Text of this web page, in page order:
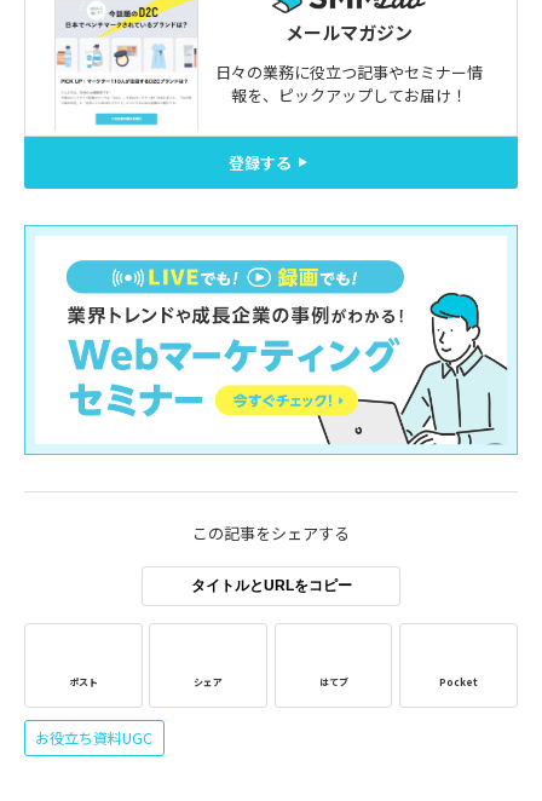
メールマガジン
日々の業務に役立つ記事やセミナー情
報を、 ピックアップしてお届け！
登録する
この記事をシェアする
タイトルとURLをコピー
ポスト シェア はてブ Pocket
お役立ち資料UGC